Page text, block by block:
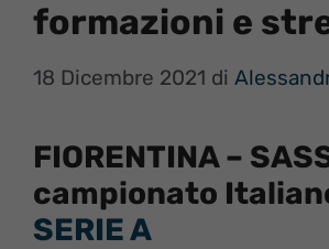
formazioni e
18 Dicembre 2021 di
FIORENTINA –
campionato
SERIE A